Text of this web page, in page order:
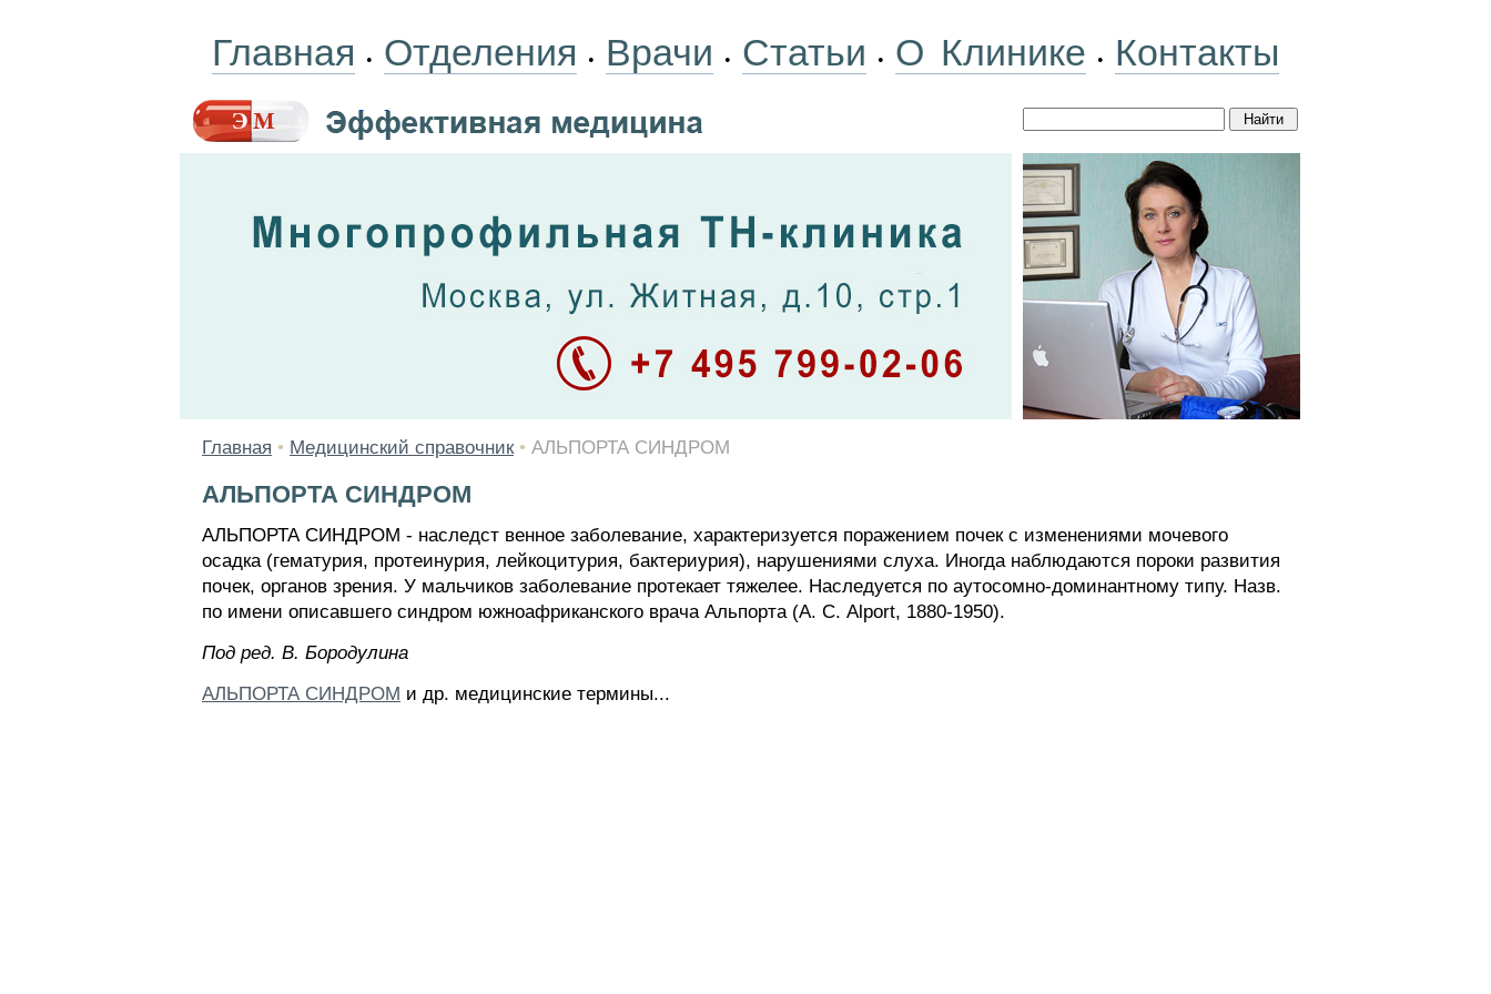
Главная • Отделения • Врачи • Статьи • О Клинике • Контакты
Главная • Медицинский справочник • АЛЬПОРТА СИНДРОМ
АЛЬПОРТА СИНДРОМ
АЛЬПОРТА СИНДРОМ - наследст венное заболевание, характеризуется поражением почек с изменениями мочевого
осадка (гематурия, протеинурия, лейкоцитурия, бактериурия), нарушениями слуха. Иногда наблюдаются пороки развития
почек, органов зрения. У мальчиков заболевание протекает тяжелее. Наследуется по аутосомно-доминантному типу. Назв.
по имени описавшего синдром южноафриканского врача Альпорта (А. С. Alport, 1880-1950).
Пoд peд. B. Бopoдyлинa
АЛЬПОРТА СИНДРОМ и др. медицинские термины...